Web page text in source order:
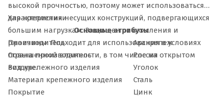
высокой прочностью, поэтому может использоваться
для крепления несущих конструкций, подвергающихся
большим нагрузкам. Защищен от окисления и
ржавчины. Подходит для использования в условиях
повышенной влажности, в том числе на открытом
воздухе.
Характеристики
Основные атрибуты
Производитель
Арскрепеж
Страна производитель
Россия
Вид крепежного изделия
Уголок
Материал крепежного изделия
Сталь
Покрытие
Цинк